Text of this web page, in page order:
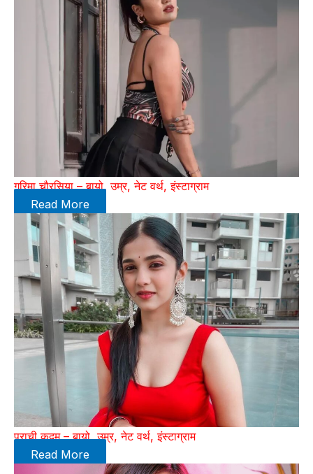
गरिमा चौरसिया – बायो, उम्र, नेट वर्थ, इंस्टाग्राम
Read More
प्राची कदम – बायो, उम्र, नेट वर्थ, इंस्टाग्राम
Read More